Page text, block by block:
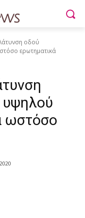
οδού
ερωτηματικά
υψηλού
ωστόσο